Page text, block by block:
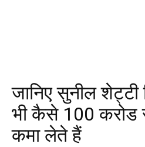
जानिए सुनील शेट्टी
भी कैसे 100 करोड
कमा लेते हैं